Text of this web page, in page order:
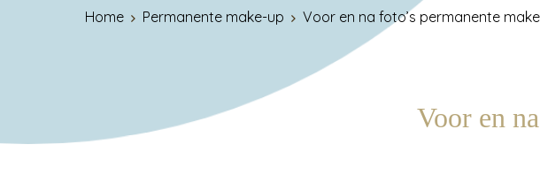
Home Permanente make-up Voor en na foto’s permanente
Voor en